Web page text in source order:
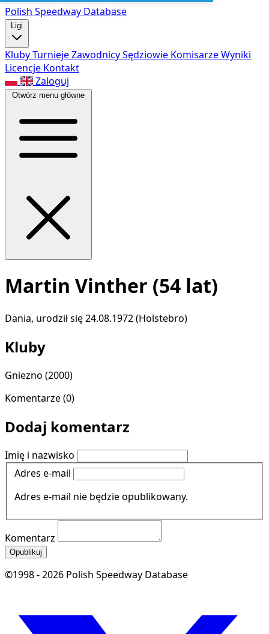
Polish Speedway Database
Ligi
KlubyTurniejeZawodnicySędziowie KomisarzeWyniki
Licencje Kontakt
Zaloguj
Otwórz menu główne
Martin Vinther (54 lat)
Dania, urodził się 24.08.1972 (Holstebro)
Kluby
Gniezno (2000)
Komentarze (0)
Dodaj komentarz
Imię i nazwisko
Adres e-mail
Adres e-mail nie będzie opublikowany.
Komentarz
Opublikuj
©1998 - 2026 Polish Speedway Database